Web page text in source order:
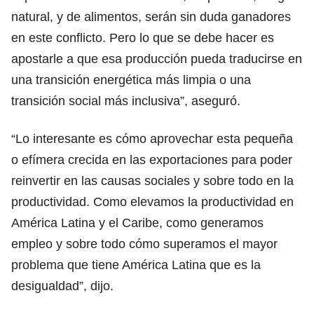
natural, y de alimentos, serán sin duda ganadores
en este conflicto. Pero lo que se debe hacer es
apostarle a que esa producción pueda traducirse en
una transición energética más limpia o una
transición social más inclusiva”, aseguró.
“Lo interesante es cómo aprovechar esta pequeña
o efímera crecida en las exportaciones para poder
reinvertir en las causas sociales y sobre todo en la
productividad. Como elevamos la productividad en
América Latina y el Caribe, como generamos
empleo y sobre todo cómo superamos el mayor
problema que tiene América Latina que es la
desigualdad”, dijo.